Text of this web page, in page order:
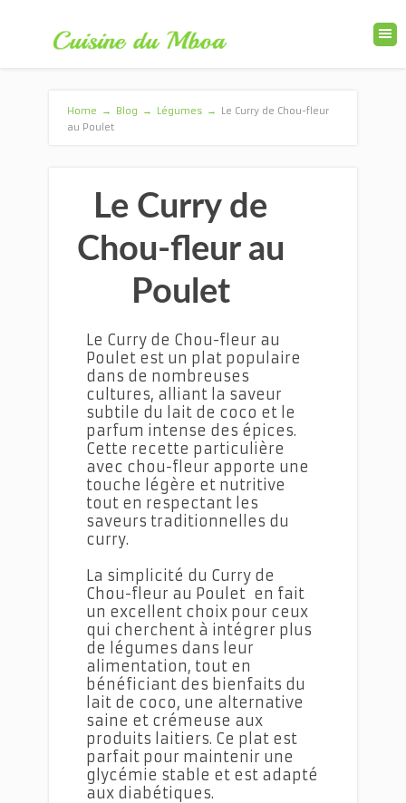
Home → Blog → Légumes →
Le Curry de Chou-fleur
au Poulet
Le Curry de
Chou-fleur au
Poulet
Le Curry de Chou-fleur au
Poulet est un plat populaire
dans de nombreuses
cultures, alliant la saveur
subtile du lait de coco et le
parfum intense des épices.
Cette recette particulière
avec chou-fleur apporte une
touche légère et nutritive
tout en respectant les
saveurs traditionnelles du
curry.
La simplicité du Curry de
Chou-fleur au Poulet en fait
un excellent choix pour ceux
qui cherchent à intégrer plus
de légumes dans leur
alimentation, tout en
bénéficiant des bienfaits du
lait de coco, une alternative
saine et crémeuse aux
produits laitiers. Ce plat est
parfait pour maintenir une
glycémie stable et est adapté
aux diabétiques.